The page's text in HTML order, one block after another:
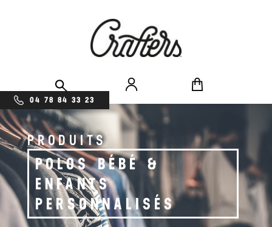
04 78 84 33 23
PRODUITS
POLOS BÉBÉ &
ENFANTS
PERSONNALISÉS